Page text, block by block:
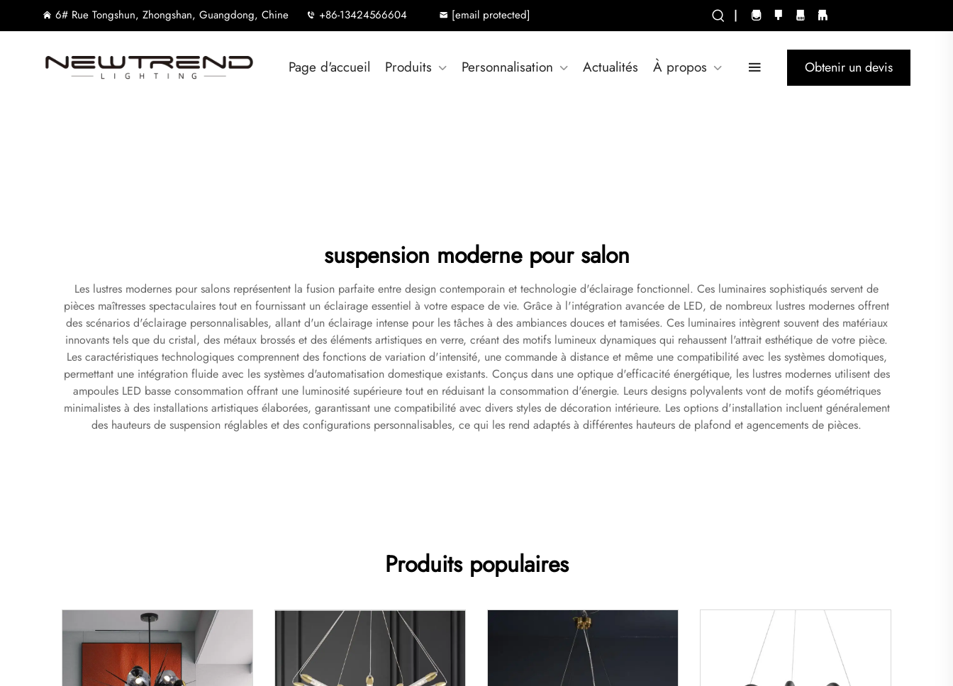
6# Rue Tongshun, Zhongshan, Guangdong, Chine +86-13424566604 [email protected] |
Page d'accueil Produits Personnalisation Actualités À propos Obtenir un devis
suspension moderne pour salon
Les lustres modernes pour salons représentent la fusion parfaite entre design contemporain et technologie d'éclairage fonctionnel. Ces luminaires sophistiqués servent de
pièces maîtresses spectaculaires tout en fournissant un éclairage essentiel à votre espace de vie. Grâce à l'intégration avancée de LED, de nombreux lustres modernes offrent
des scénarios d'éclairage personnalisables, allant d'un éclairage intense pour les tâches à des ambiances douces et tamisées. Ces luminaires intègrent souvent des matériaux
innovants tels que du cristal, des métaux brossés et des éléments artistiques en verre, créant des motifs lumineux dynamiques qui rehaussent l'attrait esthétique de votre pièce.
Les caractéristiques technologiques comprennent des fonctions de variation d'intensité, une commande à distance et même une compatibilité avec les systèmes domotiques,
permettant une intégration fluide avec les systèmes d'automatisation domestique existants. Conçus dans une optique d'efficacité énergétique, les lustres modernes utilisent des
ampoules LED basse consommation offrant une luminosité supérieure tout en réduisant la consommation d'énergie. Leurs designs polyvalents vont de motifs géométriques
minimalistes à des installations artistiques élaborées, garantissant une compatibilité avec divers styles de décoration intérieure. Les options d'installation incluent généralement
des hauteurs de suspension réglables et des configurations personnalisables, ce qui les rend adaptés à différentes hauteurs de plafond et agencements de pièces.
Produits populaires